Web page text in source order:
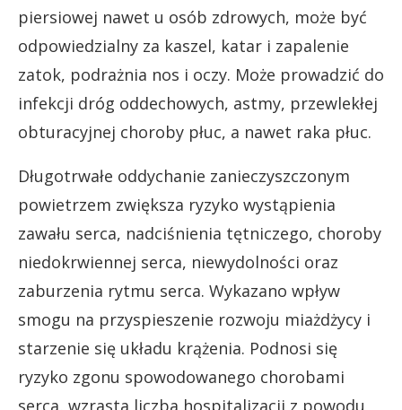
piersiowej nawet u osób zdrowych, może być
odpowiedzialny za kaszel, katar i zapalenie
zatok, podrażnia nos i oczy. Może prowadzić do
infekcji dróg oddechowych, astmy, przewlekłej
obturacyjnej choroby płuc, a nawet raka płuc.
Długotrwałe oddychanie zanieczyszczonym
powietrzem zwiększa ryzyko wystąpienia
zawału serca, nadciśnienia tętniczego, choroby
niedokrwiennej serca, niewydolności oraz
zaburzenia rytmu serca. Wykazano wpływ
smogu na przyspieszenie rozwoju miażdżycy i
starzenie się układu krążenia. Podnosi się
ryzyko zgonu spowodowanego chorobami
serca, wzrasta liczba hospitalizacji z powodu